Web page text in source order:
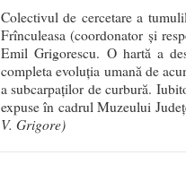
Colectivul de cercetare a
Frînculeasa (coordonator și
Emil Grigorescu. O hartă a
completa evoluția umană de
a subcarpaților de curbură.
expuse în cadrul Muzeului
V. Grigore)